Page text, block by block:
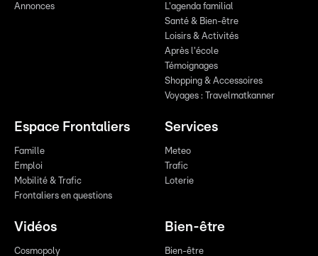
Annonces
L'agenda familial
Santé & Bien-être
Loisirs & Activités
Après l'école
Témoignages
Shopping & Accessoires
Voyages : Travelmatkanner
Espace Frontaliers
Famille
Emploi
Mobilité & Trafic
Frontaliers en questions
Services
Meteo
Trafic
Loterie
Vidéos
Cosmopoly
Bien-être
Bien-être